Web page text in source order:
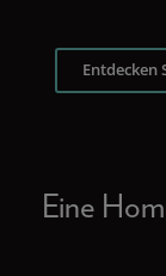
Entdecken
Eine